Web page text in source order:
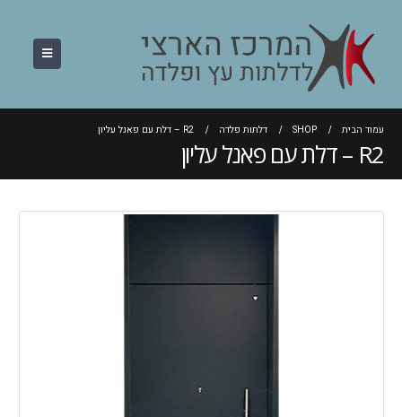
עמוד הבית SHOP דלתות פלדה R2 – דלת עם פאנל עליון
R2 – דלת עם פאנל עליון